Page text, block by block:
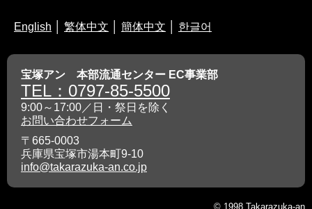
English 繁体中文 簡体中文 한글어
宝塚アン 本部流通センター EC事業部
TEL：0797-85-5500
9:00～17:00／日・祭日を除く
お問い合わせフォーム
〒665-0003
兵庫県宝塚市湯本町9-10
info@takarazuka-an.co.jp
© 1998 Takarazuka-an